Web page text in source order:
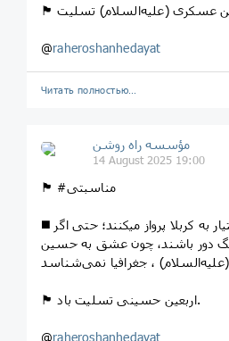
@raheroshanhedayat
Читать полностью…
مؤسسه راه روشن
14 August 2025 19:00
🏴 #مناسبتی
◼️ دل‌ها در اربعین، بی‌اختیار به کربلا پرواز میکنند؛ حتی اگر
دور باشند، چون عشق به حسین
🏴 اربعین حسینی تسلیت باد.
@raheroshanhedayat